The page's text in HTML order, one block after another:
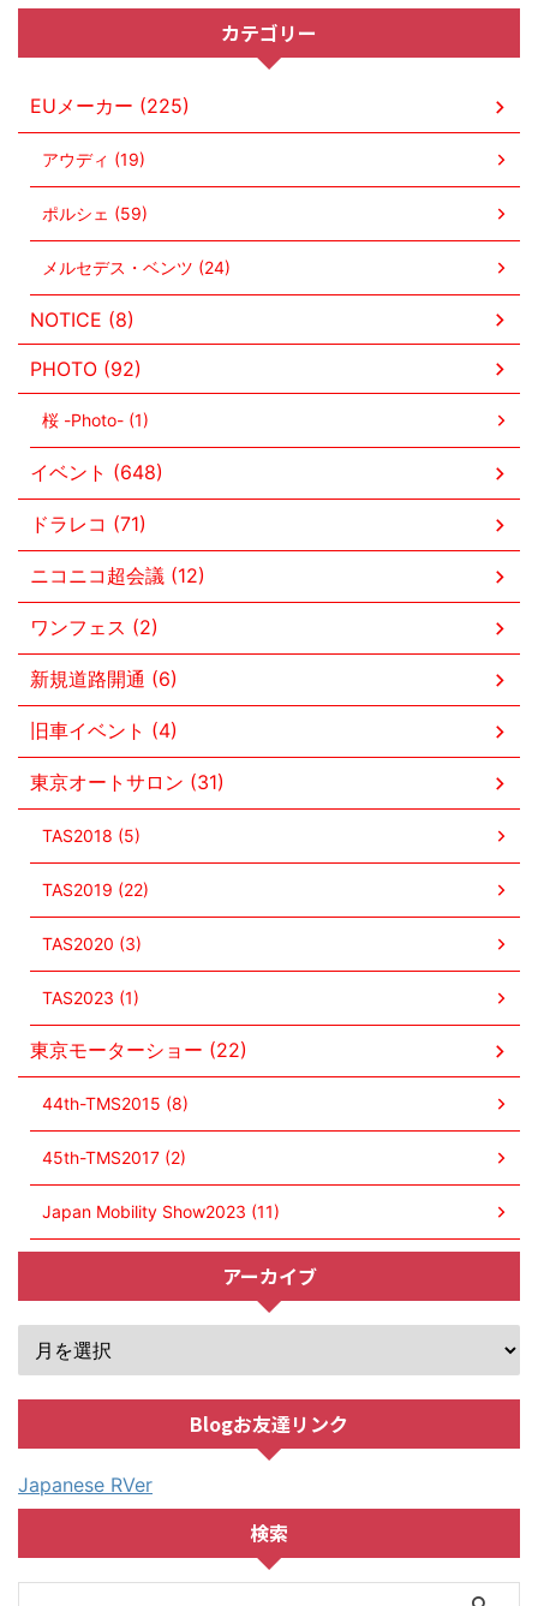
カテゴリー
EUメーカー (225)
アウディ (19)
ポルシェ (59)
メルセデス・ベンツ (24)
NOTICE (8)
PHOTO (92)
桜 -Photo- (1)
イベント (648)
ドラレコ (71)
ニコニコ超会議 (12)
ワンフェス (2)
新規道路開通 (6)
旧車イベント (4)
東京オートサロン (31)
TAS2018 (5)
TAS2019 (22)
TAS2020 (3)
TAS2023 (1)
東京モーターショー (22)
44th-TMS2015 (8)
45th-TMS2017 (2)
Japan Mobility Show2023 (11)
アーカイブ
Blogお友達リンク
Japanese RVer
検索